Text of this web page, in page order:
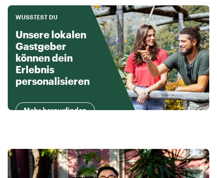
WUSSTEST DU
Unsere lokalen
Gastgeber
können dein
Erlebnis
personalisieren
Mehr herausfinden